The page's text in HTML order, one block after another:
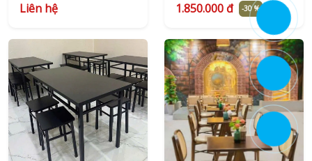
Liên hệ
1.850.000 đ -30 %